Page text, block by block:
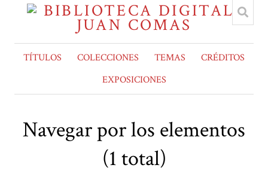
TÍTULOS COLECCIONES TEMAS
CRÉDITOS
EXPOSICIONES
Navegar por los elementos
(1 total)